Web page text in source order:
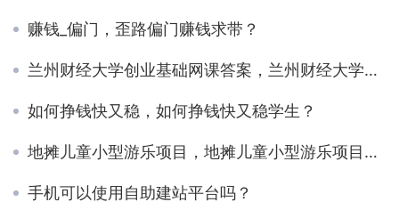
赚钱_偏门，歪路偏门赚钱求带？
兰州财经大学创业基础网课答案，兰州财经大学创业基础网课答案免费
如何挣钱快又稳，如何挣钱快又稳学生？
地摊儿童小型游乐项目，地摊儿童小型游乐项目怎么样
手机可以使用自助建站平台吗？